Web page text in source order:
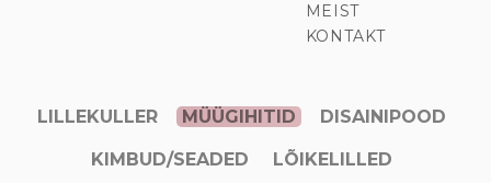
MEIST
KONTAKT
LILLEKULLER MÜÜGIHITID DISAINIPOOD
KIMBUD/SEADED LÕIKELILLED